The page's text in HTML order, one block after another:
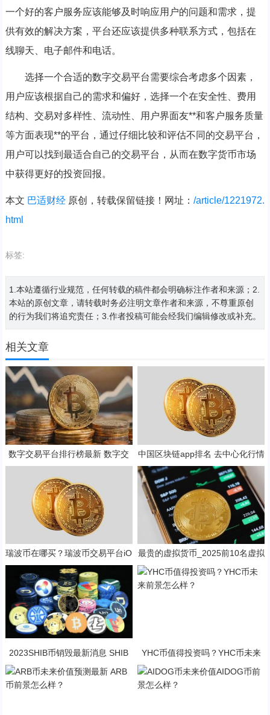
一个好的客户服务应该能够及时响应用户的问题和需求，提
供有效的解决方案，平台还应该提供多种联系方式，包括在
线聊天、电子邮件和电话。
选择一个合适的数字交易平台需要综合考虑多个因素，
用户应该根据自己的需求和偏好，选择一个在安全性、费用
结构、交易对多样性、流动性、用户界面友**和客户服务质量
等方面表现**的平台，通过仔细比较和评估不同的交易平台，
用户可以找到最适合自己的交易平台，从而在数字货币市场
中获得更好的投资回报。
本文 巴适财经原创，转载保留链接！网址： /article/1221972.
html
标签:
1.本站遵循行业规范，任何转载的稿件都会明确标注作者和来源；2.
本站的原创文章，请转载时务必注明文章作者和来源，不尊重原创
的行为我们将追究责任；3.作者投稿可能会经我们编辑修改或补充。
相关文章
数字交易平台排行榜最新 数字交
易平台最新推荐
中国区块链app排名 去中心化行情
软件
瑞波币在哪买？瑞波币交易平台iO
S版v6.8.6
最贵的虚拟货币_2025前10名虚拟
币交易平台排行榜
2023SHIB币销毁最新消息 SHIB
YHC币值得投资吗？YHC币未来